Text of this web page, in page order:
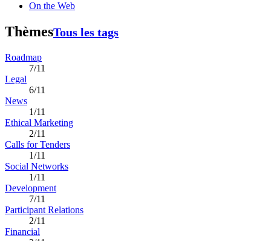
On the Web
ThèmesTous les tags
Roadmap
7/11
Legal
6/11
News
1/11
Ethical Marketing
2/11
Calls for Tenders
1/11
Social Networks
1/11
Development
7/11
Participant Relations
2/11
Financial